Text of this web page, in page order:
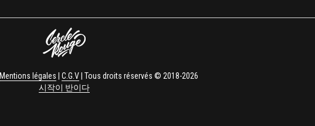
Mentions légales C.G.V | Tous droits réservés © 2018-2026
시작이 반이다